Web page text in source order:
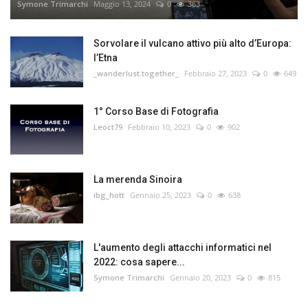
Symone Trimarchi Maggio 13, 2024 0 363
Sorvolare il vulcano attivo più alto d’Europa:
l’Etna
_wanderlust.together_ Febbraio 27, 2023 0 649
1° Corso Base di Fotografia
Leoct79 Febbraio 10, 2023 0 902
La merenda Sinoira
ibg_hott Gennaio 25, 2023 0 638
L'aumento degli attacchi informatici nel
2022: cosa sapere...
Symone Trimarchi Gennaio 20, 2023 0 815